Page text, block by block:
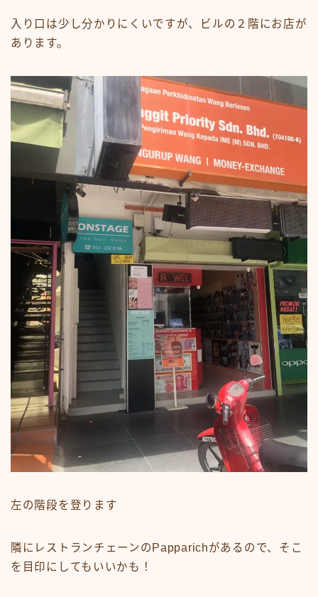
入り口は少し分かりにくいですが、ビルの２階にお店が
あります。
左の階段を登ります
隣にレストランチェーンのPapparichがあるので、そこ
を目印にしてもいいかも！